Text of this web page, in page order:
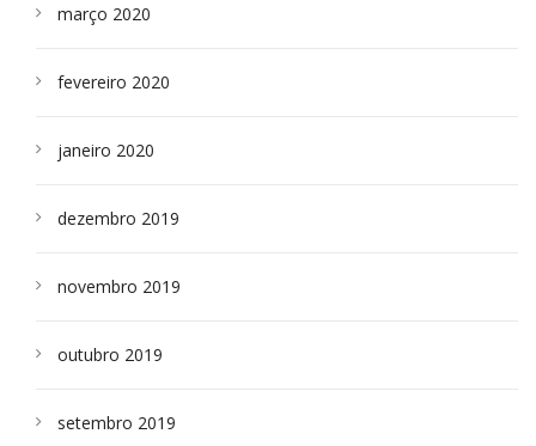
março 2020
fevereiro 2020
janeiro 2020
dezembro 2019
novembro 2019
outubro 2019
setembro 2019